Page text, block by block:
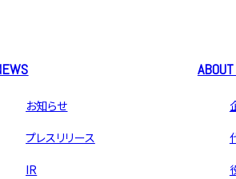
お知らせ
プレスリリース
IR